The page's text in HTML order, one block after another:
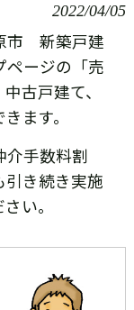
2022/04/05
市 新築戸建
ージの「売
古戸建て、
ます。
手数料割
引き続き実施
い。